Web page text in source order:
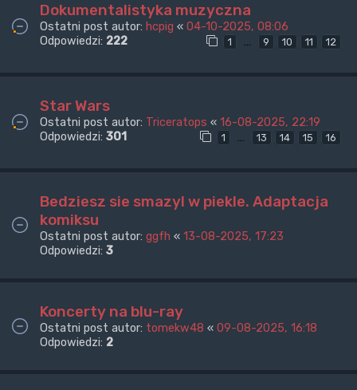
Dokumentalistyka muzyczna
Ostatni post autor: hcpig « 04-10-2025, 08:06
Odpowiedzi: 222 1 … 9 10 11 12
Star Wars
Ostatni post autor: Triceratops « 16-08-2025, 22:19
Odpowiedzi: 301 1 … 13 14 15 16
Bedziesz sie smazyl w piekle. Adaptacja
komiksu
Ostatni post autor: ggfh « 13-08-2025, 17:23
Odpowiedzi: 3
Koncerty na blu-ray
Ostatni post autor: tomekw48 « 09-08-2025, 16:18
Odpowiedzi: 2